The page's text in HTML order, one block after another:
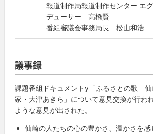
報道制作局報道制作センター エ
デューサー 高橋賢
番組審議会事務局長 松山和浩
議事録
課題番組ドキュメントy 「ふるさとの歌
家・大津あきら」について意見交換が行わ
ような意見が出された。
仙崎の人たちの心の豊かさ、温かさを感